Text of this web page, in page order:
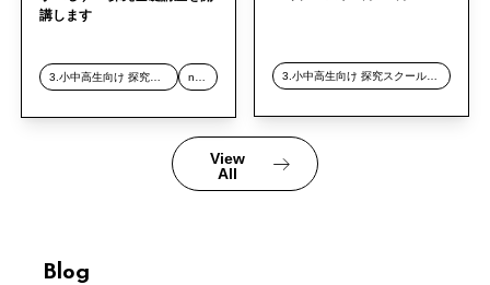
講します
3.小中高生向け 探究スクール事業 news 3.小中高生向け 探究スクール事業
View
All
Blog